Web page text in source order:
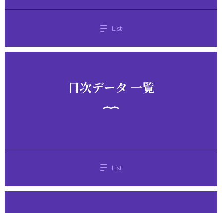
List
目次データ 一覧
List